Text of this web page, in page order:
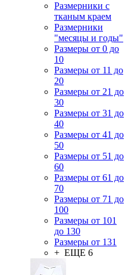
Размерники с
тканым краем
Размерники
"месяцы и годы"
Размеры от 0 до
10
Размеры от 11 до
20
Размеры от 21 до
30
Размеры от 31 до
40
Размеры от 41 до
50
Размеры от 51 до
60
Размеры от 61 до
70
Размеры от 71 до
100
Размеры от 101
до 130
Размеры от 131
+ ЕЩЕ 6